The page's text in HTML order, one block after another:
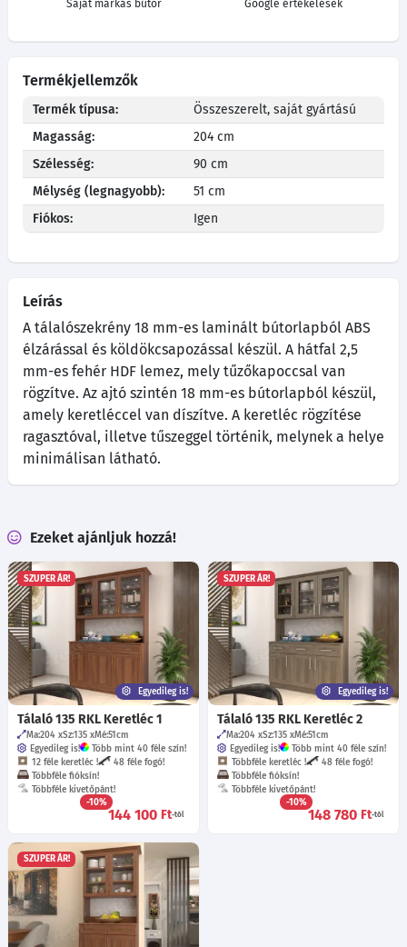
Saját márkás bútor Google értékelések
Termékjellemzők
Termék típusa:
Összeszerelt, saját gyártású
Magasság:
204 cm
Szélesség:
90 cm
Mélység (legnagyobb):
51 cm
Fiókos:
Igen
Leírás
A tálalószekrény 18 mm-es laminált bútorlapból ABS
élzárással és köldökcsapozással készül. A hátfal 2,5
mm-es fehér HDF lemez, mely tűzőkapoccsal van
rögzítve. Az ajtó szintén 18 mm-es bútorlapból készül,
amely keretléccel van díszítve. A keretléc rögzítése
ragasztóval, illetve tűszeggel történik, melynek a helye
minimálisan látható.
Ezeket ajánljuk hozzá!
SZUPER ÁR!
Egyedileg is!
Tálaló 135 RKL Keretléc 1
Ma:204 Sz:135 Mé:51cm
Egyedileg is!
Több mint 40 féle szín!
12 féle keretléc !
48 féle fogó!
Többféle fióksín!
Többféle kivetőpánt!
-10%
144 100 Ft-tól
SZUPER ÁR!
Egyedileg is!
Tálaló 135 RKL Keretléc 2
Ma:204 Sz:135 Mé:51cm
Egyedileg is!
Több mint 40 féle szín!
Többféle keretléc !
48 féle fogó!
Többféle fióksín!
Többféle kivetőpánt!
-10%
148 780 Ft-tól
SZUPER ÁR!